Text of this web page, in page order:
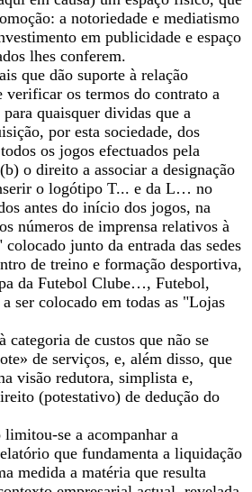
a notoriedade e mediatismo
em publicidade e espaço
lhes conferem.
que dão suporte à relação
os termos do contrato a
quaisquer dividas que a
por esta sociedade, dos
os jogos efectuados pela
o direito a associar a designação
o logótipo T... e da L… no
antes do início dos jogos, na
números de imprensa relativos à
junto da entrada das sedes
de treino e formação desportiva,
da Futebol Clube…, Futebol,
ser colocado em todas as "Lojas
de custos que não se
de serviços, e, além disso, que
visão redutora, simplista e,
(potestativo) de dedução do
se a acompanhar a
que fundamenta a liquidação
medida a matéria que resulta